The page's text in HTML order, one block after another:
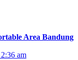
Area Bandung
am